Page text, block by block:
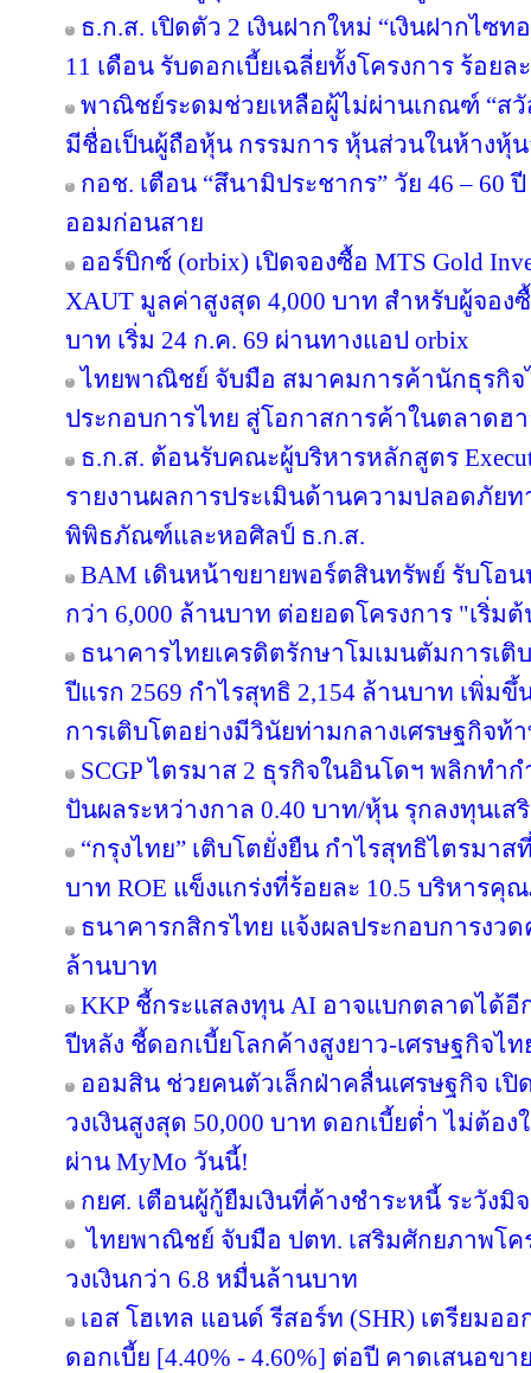
ธ.ก.ส. เปิดตัว 2 เงินฝากใหม่ “เงินฝากไซท
11 เดือน รับดอกเบี้ยเฉลี่ยทั้งโครงการ ร้อยล
พาณิชย์ระดมช่วยเหลือผู้ไม่ผ่านเกณฑ์ “ส
มีชื่อเป็นผู้ถือหุ้น กรรมการ หุ้นส่วนในห้างหุ้
กอช. เตือน “สึนามิประชากร” วัย 46 – 60
ออมก่อนสาย
ออร์บิกซ์ (orbix) เปิดจองซื้อ MTS Gold
XAUT มูลค่าสูงสุด 4,000 บาท สำหรับผู้จอง
บาท เริ่ม 24 ก.ค. 69 ผ่านทางแอป orbix
ไทยพาณิชย์ จับมือ สมาคมการค้านักธุรกิ
ประกอบการไทย สู่โอกาสการค้าในตลาดฮ
ธ.ก.ส. ต้อนรับคณะผู้บริหารหลักสูตร
รายงานผลการประเมินด้านความปลอดภัยท
พิพิธภัณฑ์และหอศิลป์ ธ.ก.ส.
BAM เดินหน้าขยายพอร์ตสินทรัพย์ รับโอ
กว่า 6,000 ล้านบาท ต่อยอดโครงการ "เริ่ม
ธนาคารไทยเครดิตรักษาโมเมนตัมการเติ
ปีแรก 2569 กำไรสุทธิ 2,154 ล้านบาท เพิ่ม
การเติบโตอย่างมีวินัยท่ามกลางเศรษฐกิจท้
SCGP ไตรมาส 2 ธุรกิจในอินโดฯ พลิกทำ
ปันผลระหว่างกาล 0.40 บาท/หุ้น รุกลงทุนเ
“กรุงไทย” เติบโตยั่งยืน กำไรสุทธิไตรมาส
บาท ROE แข็งแกร่งที่ร้อยละ 10.5 บริหาร
ธนาคารกสิกรไทย แจ้งผลประกอบการงวด
ล้านบาท
KKP ชี้กระแสลงทุน AI อาจแบกตลาดได้อี
ปีหลัง ชี้ดอกเบี้ยโลกค้างสูงยาว-เศรษฐกิจไท
ออมสิน ช่วยคนตัวเล็กฝ่าคลื่นเศรษฐกิจ เ
วงเงินสูงสุด 50,000 บาท ดอกเบี้ยต่ำ ไม่ต้
ผ่าน MyMo วันนี้!
กยศ. เตือนผู้กู้ยืมเงินที่ค้างชำระหนี้ ระวัง
ไทยพาณิชย์ จับมือ ปตท. เสริมศักยภาพโค
วงเงินกว่า 6.8 หมื่นล้านบาท
เอส โฮเทล แอนด์ รีสอร์ท (SHR) เตรียมอ
ดอกเบี้ย [4.40% - 4.60%] ต่อปี คาดเสนอขา